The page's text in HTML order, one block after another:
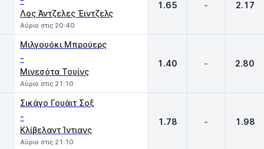
Λος Άντζελες Έιντζελς
Αύριο στις 20:40
1.65 - 2.17
Μιλγουόκι Μπρούερς
-
Μινεσότα Τουίνς
Αύριο στις 21:10
1.40 - 2.80
Σικάγο Γουάιτ Σοξ
-
Κλίβελαντ Ίντιανς
Αύριο στις 21:10
1.78 - 1.98